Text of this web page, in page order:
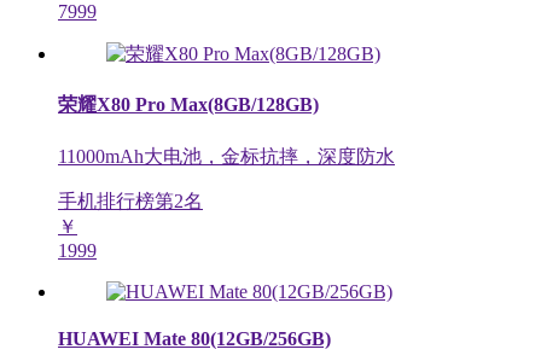
7999
荣耀X80 Pro Max(8GB/128GB)
11000mAh大电池，金标抗摔，深度防水
手机排行榜第2名
￥
1999
HUAWEI Mate 80(12GB/256GB)